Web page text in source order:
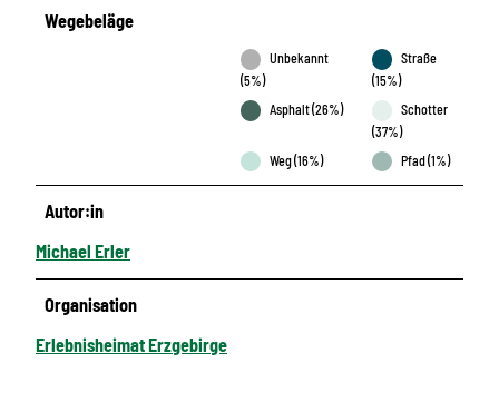
Wegebeläge
Unbekannt
(5%)
Straße
(15%)
Asphalt (26%)
Schotter
(37%)
Weg (16%)
Pfad (1%)
Autor:in
Michael Erler
Organisation
Erlebnisheimat Erzgebirge